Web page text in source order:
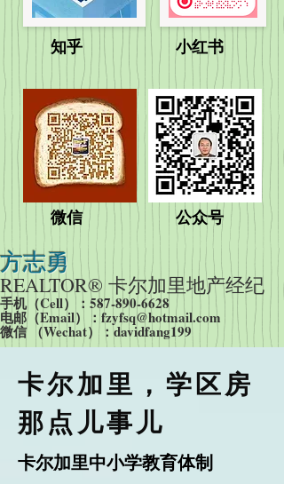
​知乎​ 小红书
方志勇
REALTOR® 卡尔加里地产经纪
手机（Cell）：587-890-6628
​电邮（Email）： fzyfsq@hotmail.com
​微信 （Wechat）：davidfang199
微信 公众号
​卡尔加里，学区房
那点儿事儿
卡尔加里中小学教育体制